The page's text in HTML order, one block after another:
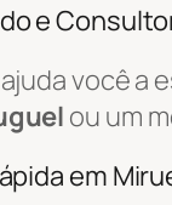
e
você a
ou um
em